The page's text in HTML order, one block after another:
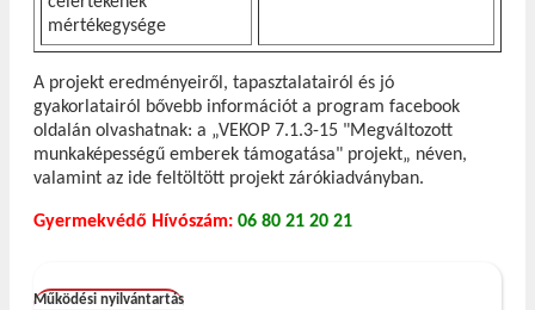
mértékegysége
A projekt eredményeiről, tapasztalatairól és jó
gyakorlatairól bővebb információt a program facebook
oldalán olvashatnak: a „VEKOP 7.1.3-15 "Megváltozott
munkaképességű emberek támogatása" projekt„ néven,
valamint az ide feltöltött projekt zárókiadványban.
Gyermekvédő Hívószám: 06 80 21 20 21
Működési nyilvántartás